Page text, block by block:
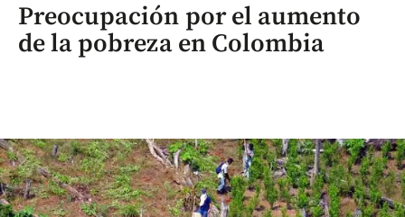
Preocupación por el aumento
de la pobreza en Colombia